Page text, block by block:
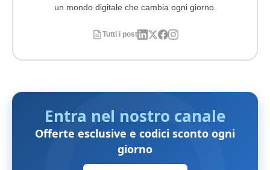
un mondo digitale che cambia ogni giorno.
Tutti i post
Entra nel nostro canale
Offerte esclusive e codici sconto ogni
giorno